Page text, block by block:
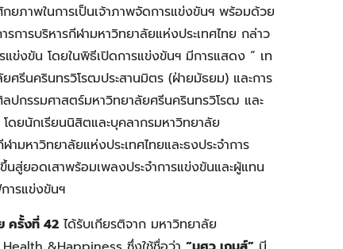
ยภาพในการเป็นเจ้าภาพจัดการแข่งขันฯ พร้อมด้วย
การบริหารกีฬามหาวิทยาลัยแห่งประเทศไทย กล่าว
ข่งขัน โดยในพิธีเปิดการแข่งขันฯ มีการแสดง “ เท
ศรีนครินทรวิโรฒประสานมิตร (ฝ่ายมัธยม) และการ
กรรมศาสตร์มหาวิทยาลัยศรีนครินทรวิโรฒ และ
ยนักเรียนนิสิตและบุคลากรมหาวิทยาลัย
หาวิทยาลัยแห่งประเทศไทยและธงประจำการ
สู่ยอดเสาพร้อมเพลงประจำการแข่งขันและผู้แทน
ารแข่งขันฯ
ครั้งที่ 42 ได้รับเกียรติจาก มหาวิทยาลัย